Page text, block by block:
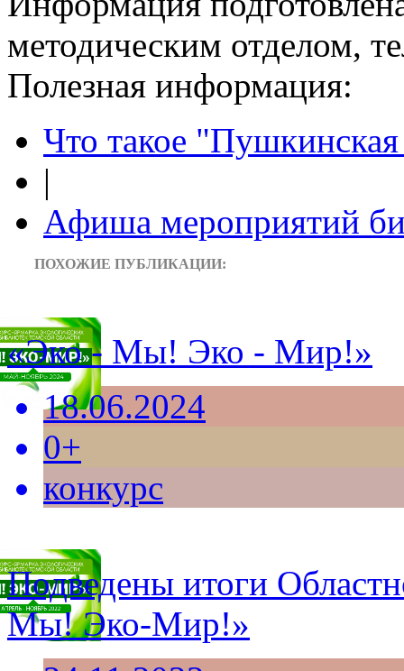
методическим отделом,
Полезная информация:
Что такое "Пушкинская
|
Афиша мероприятий
ПОХОЖИЕ ПУБЛИКАЦИИ:
«Эко - Мы! Эко - Мир!»
18.06.2024
0+
конкурс
Подведены итоги
Мы! Эко-Мир!»